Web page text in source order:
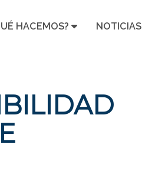
HACEMOS? NOTICIAS